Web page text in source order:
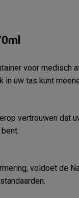
voor medisch
in uw tas kunt
vertrouwen dat
voldoet de